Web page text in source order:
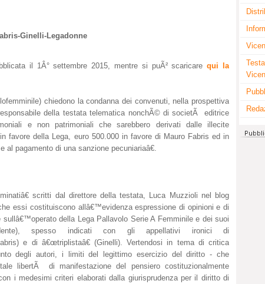
Ginelli-Legadonne
il 1Â° settembre 2015, mentre si puÃ² scaricarequi la
chiedono la condanna dei convenuti, nella prospettiva
della testata telematica nonchÃ© di societÃ editrice
e non patrimoniali che sarebbero derivati dalle illecite
favore della Lega, euro 500.000 in favore di Mauro Fabris ed in
pagamento di una sanzione pecuniariaâ€.
scritti dal direttore della testata, Luca Muzzioli nel blog
essi costituiscono allâ€™evidenza espressione di opinioni e di
della Lega Pallavolo Serie A Femminile e dei suoi
spesso indicati con gli appellativi ironici di
e di â€œtriplistaâ€ (Ginelli). Vertendosi in tema di critica
degli autori, i limiti del legittimo esercizio del diritto - che
libertÃ di manifestazione del pensiero costituzionalmente
i medesimi criteri elaborati dalla giurisprudenza per il diritto di